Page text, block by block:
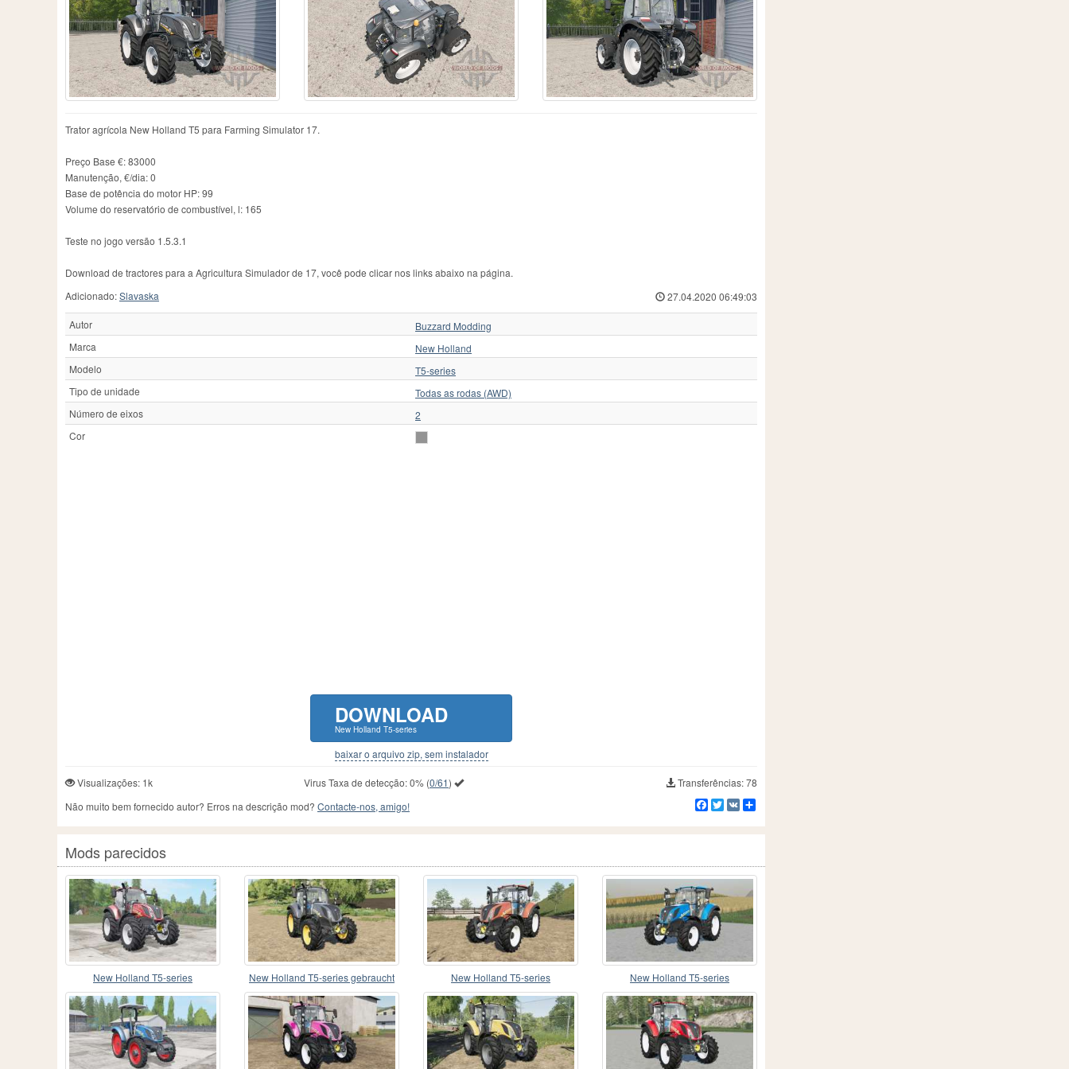
Case IH
606
Caterpillar
1
Challenger
111
Chamberlain
2
County
1
Deutz
7
Deutz-Fahr
398
Eicher
15
Fiatagri
3
Ford
53
Fortschritt
46
Guldner
13
Hanomag
5
Hatz
2
Hurlimann
21
IMT
Mercedes-Benz
70
New Hollan
1
New Holland
513
Oliver
1
Pasquali
1
PistenBully
8
Porsche-Diesel
1
Ursus C-360
1
Ursus C-362
1
Valmet
35
Valtr
1
Valtra
125
Valtra N154e
1
Versatile
32
ЛТЗ
19
МТЗ
557
Слобожанец
18
Трактор для Farming Simulator 19
24
Укравтозапчастина
1
ХЗТСШ
8
ХТЗ
202
Trator agrícola New Holland T5 para Farming Simulator 17.
Preço Base €: 83000
Manutenção, €/dia: 0
Base de potência do motor HP: 99
Volume do reservatório de combustível, l: 165
Teste no jogo versão 1.5.3.1
Download de tractores para a Agricultura Simulador de 17, você pode clicar nos links abaixo na página.
Adicionado:Slavaska 27.04.2020 06:49:03
Autor
Buzzard Modding
Marca
New Holland
Modelo
T5-series
Tipo de unidade
Todas as rodas (AWD)
Número de eixos
2
Cor
DOWNLOAD
New Holland T5-series
baixar o arquivo zip, sem instalador
Visualizações: 1k Virus Taxa de detecção:0%(0/61)
Transferências: 78
Não muito bem fornecido autor? Erros na descrição mod? Contacte-nos, amigo! Facebook
Twitter
VK
Mods parecidos
New Holland T5-series New Holland T5-series gebraucht New Holland T5-series New Holland T5-series